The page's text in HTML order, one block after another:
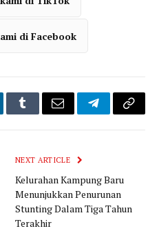
di Facebook
TumblrEmail TelegramCopy
NEXT ARTICLE
Kelurahan Kampung Baru
Menunjukkan Penurunan
Stunting Dalam Tiga Tahun
Terakhir